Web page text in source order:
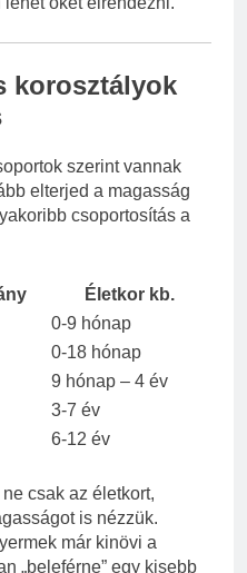
korosztályok
szerint vannak
elterjed a magasság
csoportosítás a
Életkor kb.
0-9 hónap
0-18 hónap
9 hónap – 4 év
3-7 év
6-12 év
csak az életkort,
is nézzük.
már kinövi a
„beleférne” egy kisebb